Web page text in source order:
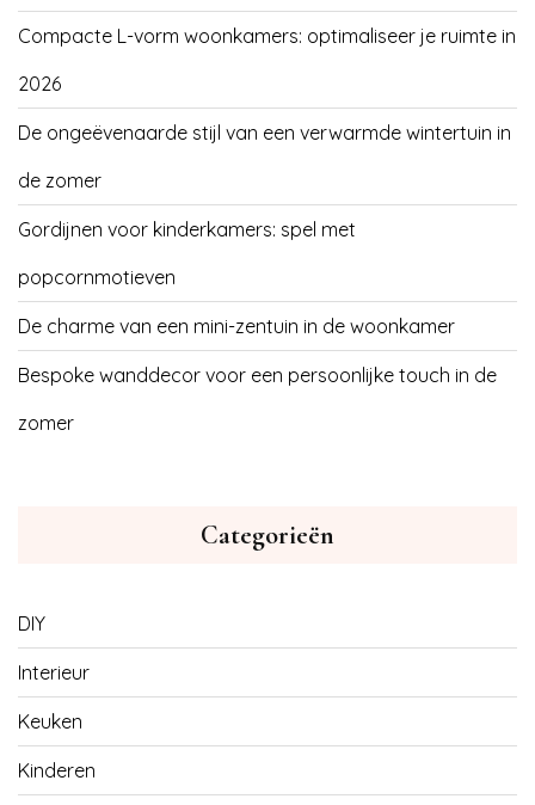
Compacte L-vorm woonkamers: optimaliseer je ruimte in
2026
De ongeëvenaarde stijl van een verwarmde wintertuin in
de zomer
Gordijnen voor kinderkamers: spel met
popcornmotieven
De charme van een mini-zentuin in de woonkamer
Bespoke wanddecor voor een persoonlijke touch in de
zomer
Categorieën
DIY
Interieur
Keuken
Kinderen